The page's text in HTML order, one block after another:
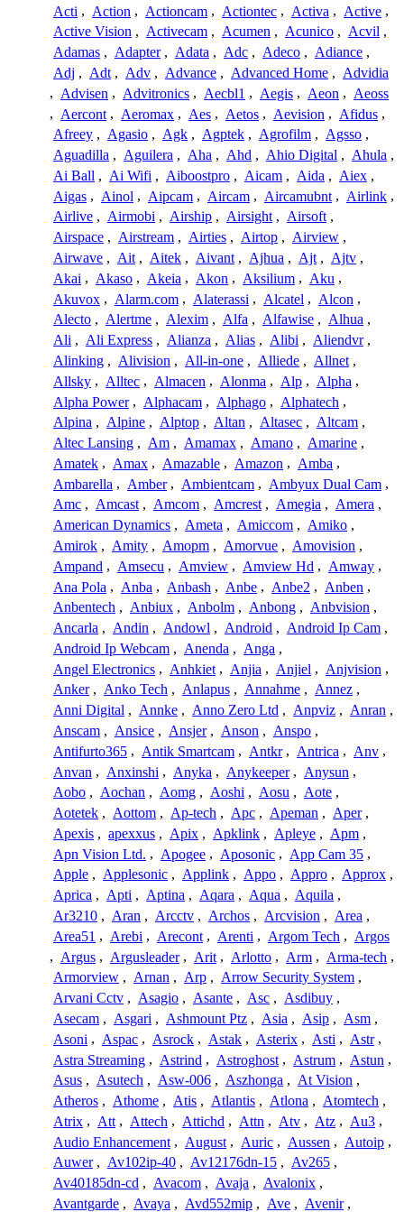
Acti , Action , Actioncam , Actiontec , Activa , Active ,
Active Vision , Activecam , Acumen , Acunico , Acvil ,
Adamas , Adapter , Adata , Adc , Adeco , Adiance ,
Adj , Adt , Adv , Advance , Advanced Home , Advidia
, Advisen , Advitronics , Aecbl1 , Aegis , Aeon , Aeoss
, Aercont , Aeromax , Aes , Aetos , Aevision , Afidus ,
Afreey , Agasio , Agk , Agptek , Agrofilm , Agsso ,
Aguadilla , Aguilera , Aha , Ahd , Ahio Digital , Ahula ,
Ai Ball , Ai Wifi , Aiboostpro , Aicam , Aida , Aiex ,
Aigas , Ainol , Aipcam , Aircam , Aircamubnt , Airlink ,
Airlive , Airmobi , Airship , Airsight , Airsoft ,
Airspace , Airstream , Airties , Airtop , Airview ,
Airwave , Ait , Aitek , Aivant , Ajhua , Ajt , Ajtv ,
Akai , Akaso , Akeia , Akon , Aksilium , Aku ,
Akuvox , Alarm.com , Alaterassi , Alcatel , Alcon ,
Alecto , Alertme , Alexim , Alfa , Alfawise , Alhua ,
Ali , Ali Express , Alianza , Alias , Alibi , Aliendvr ,
Alinking , Alivision , All-in-one , Alliede , Allnet ,
Allsky , Alltec , Almacen , Alonma , Alp , Alpha ,
Alpha Power , Alphacam , Alphago , Alphatech ,
Alpina , Alpine , Alptop , Altan , Altasec , Altcam ,
Altec Lansing , Am , Amamax , Amano , Amarine ,
Amatek , Amax , Amazable , Amazon , Amba ,
Ambarella , Amber , Ambientcam , Ambyux Dual Cam ,
Amc , Amcast , Amcom , Amcrest , Amegia , Amera ,
American Dynamics , Ameta , Amiccom , Amiko ,
Amirok , Amity , Amopm , Amorvue , Amovision ,
Ampand , Amsecu , Amview , Amview Hd , Amway ,
Ana Pola , Anba , Anbash , Anbe , Anbe2 , Anben ,
Anbentech , Anbiux , Anbolm , Anbong , Anbvision ,
Ancarla , Andin , Andowl , Android , Android Ip Cam ,
Android Ip Webcam , Anenda , Anga ,
Angel Electronics , Anhkiet , Anjia , Anjiel , Anjvision ,
Anker , Anko Tech , Anlapus , Annahme , Annez ,
Anni Digital , Annke , Anno Zero Ltd , Anpviz , Anran ,
Anscam , Ansice , Ansjer , Anson , Anspo ,
Antifurto365 , Antik Smartcam , Antkr , Antrica , Anv ,
Anvan , Anxinshi , Anyka , Anykeeper , Anysun ,
Aobo , Aochan , Aomg , Aoshi , Aosu , Aote ,
Aotetek , Aottom , Ap-tech , Apc , Apeman , Aper ,
Apexis , apexxus , Apix , Apklink , Apleye , Apm ,
Apn Vision Ltd. , Apogee , Aposonic , App Cam 35 ,
Apple , Applesonic , Applink , Appo , Appro , Approx ,
Aprica , Apti , Aptina , Aqara , Aqua , Aquila ,
Ar3210 , Aran , Arcctv , Archos , Arcvision , Area ,
Area51 , Arebi , Arecont , Arenti , Argom Tech , Argos
, Argus , Argusleader , Arit , Arlotto , Arm , Arma-tech ,
Armorview , Arnan , Arp , Arrow Security System ,
Arvani Cctv , Asagio , Asante , Asc , Asdibuy ,
Asecam , Asgari , Ashmount Ptz , Asia , Asip , Asm ,
Asoni , Aspac , Asrock , Astak , Asterix , Asti , Astr ,
Astra Streaming , Astrind , Astroghost , Astrum , Astun ,
Asus , Asutech , Asw-006 , Aszhonga , At Vision ,
Atheros , Athome , Atis , Atlantis , Atlona , Atomtech ,
Atrix , Att , Attech , Attichd , Attn , Atv , Atz , Au3 ,
Audio Enhancement , August , Auric , Aussen , Autoip ,
Auwer , Av102ip-40 , Av12176dn-15 , Av265 ,
Av40185dn-cd , Avacom , Avaja , Avalonix ,
Avantgarde , Avaya , Avd552mip , Ave , Avenir ,